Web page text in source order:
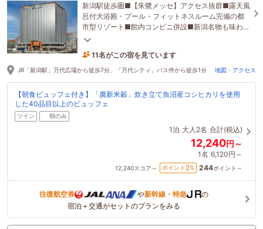
新潟駅徒歩圏■【朱鷺メッセ】アクセス抜群■露天風
呂付大浴殿・プール・フィットネスルーム完備の都
市型リゾート■館内コンビニ併設■新潟名物も味わえ
る自慢の朝食は朝6時30分オープン！
11名がこの宿を見ています
たった今予約されました
JR「新潟駅」万代広場から徒歩7分、「万代シティ」バス停から徒歩1分 地図・アクセス
【朝食ビュッフェ付き】「廣新米穀」炊き立て魚沼産コシヒカリを使用
した40品目以上のビュッフェ
ツイン 朝のみ
1泊 大人2名 合計(税込)
12,240円～
1名 6,120円～
12,240スコア～ ポイント 2% 244ポイント～
往復航空券 や新幹線・特急
の
宿泊＋交通がセットのプランをみる